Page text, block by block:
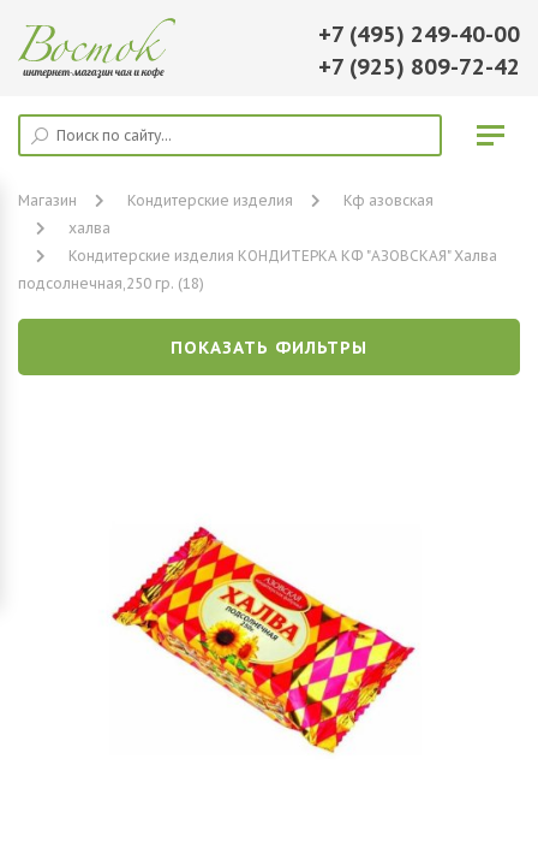
+7 (495) 249-40-00
+7 (925) 809-72-42
Магазин Кондитерские изделия
Кф азовская
халва
Кондитерские изделия КОНДИТЕРКА КФ "АЗОВСКАЯ" Халва
подсолнечная,250 гр. (18)
ПОКАЗАТЬ ФИЛЬТРЫ